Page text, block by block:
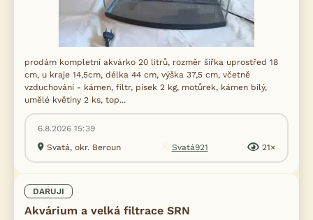
prodám kompletní akvárko 20 litrů, rozměr šířka uprostřed 18
cm, u kraje 14,5cm, délka 44 cm, výška 37,5 cm, včetně
vzduchování - kámen, filtr, písek 2 kg, motůrek, kámen bílý,
umělé květiny 2 ks, top...
6.8.2026 15:39
Svatá, okr. Beroun
Svatá921 21×
DARUJI
Akvárium a velká filtrace SRN